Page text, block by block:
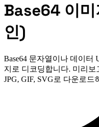
Base64 이
인)
Base64 문자열이나 데이터
지로 디코딩합니다. 미리
JPG, GIF, SVG로 다운로드